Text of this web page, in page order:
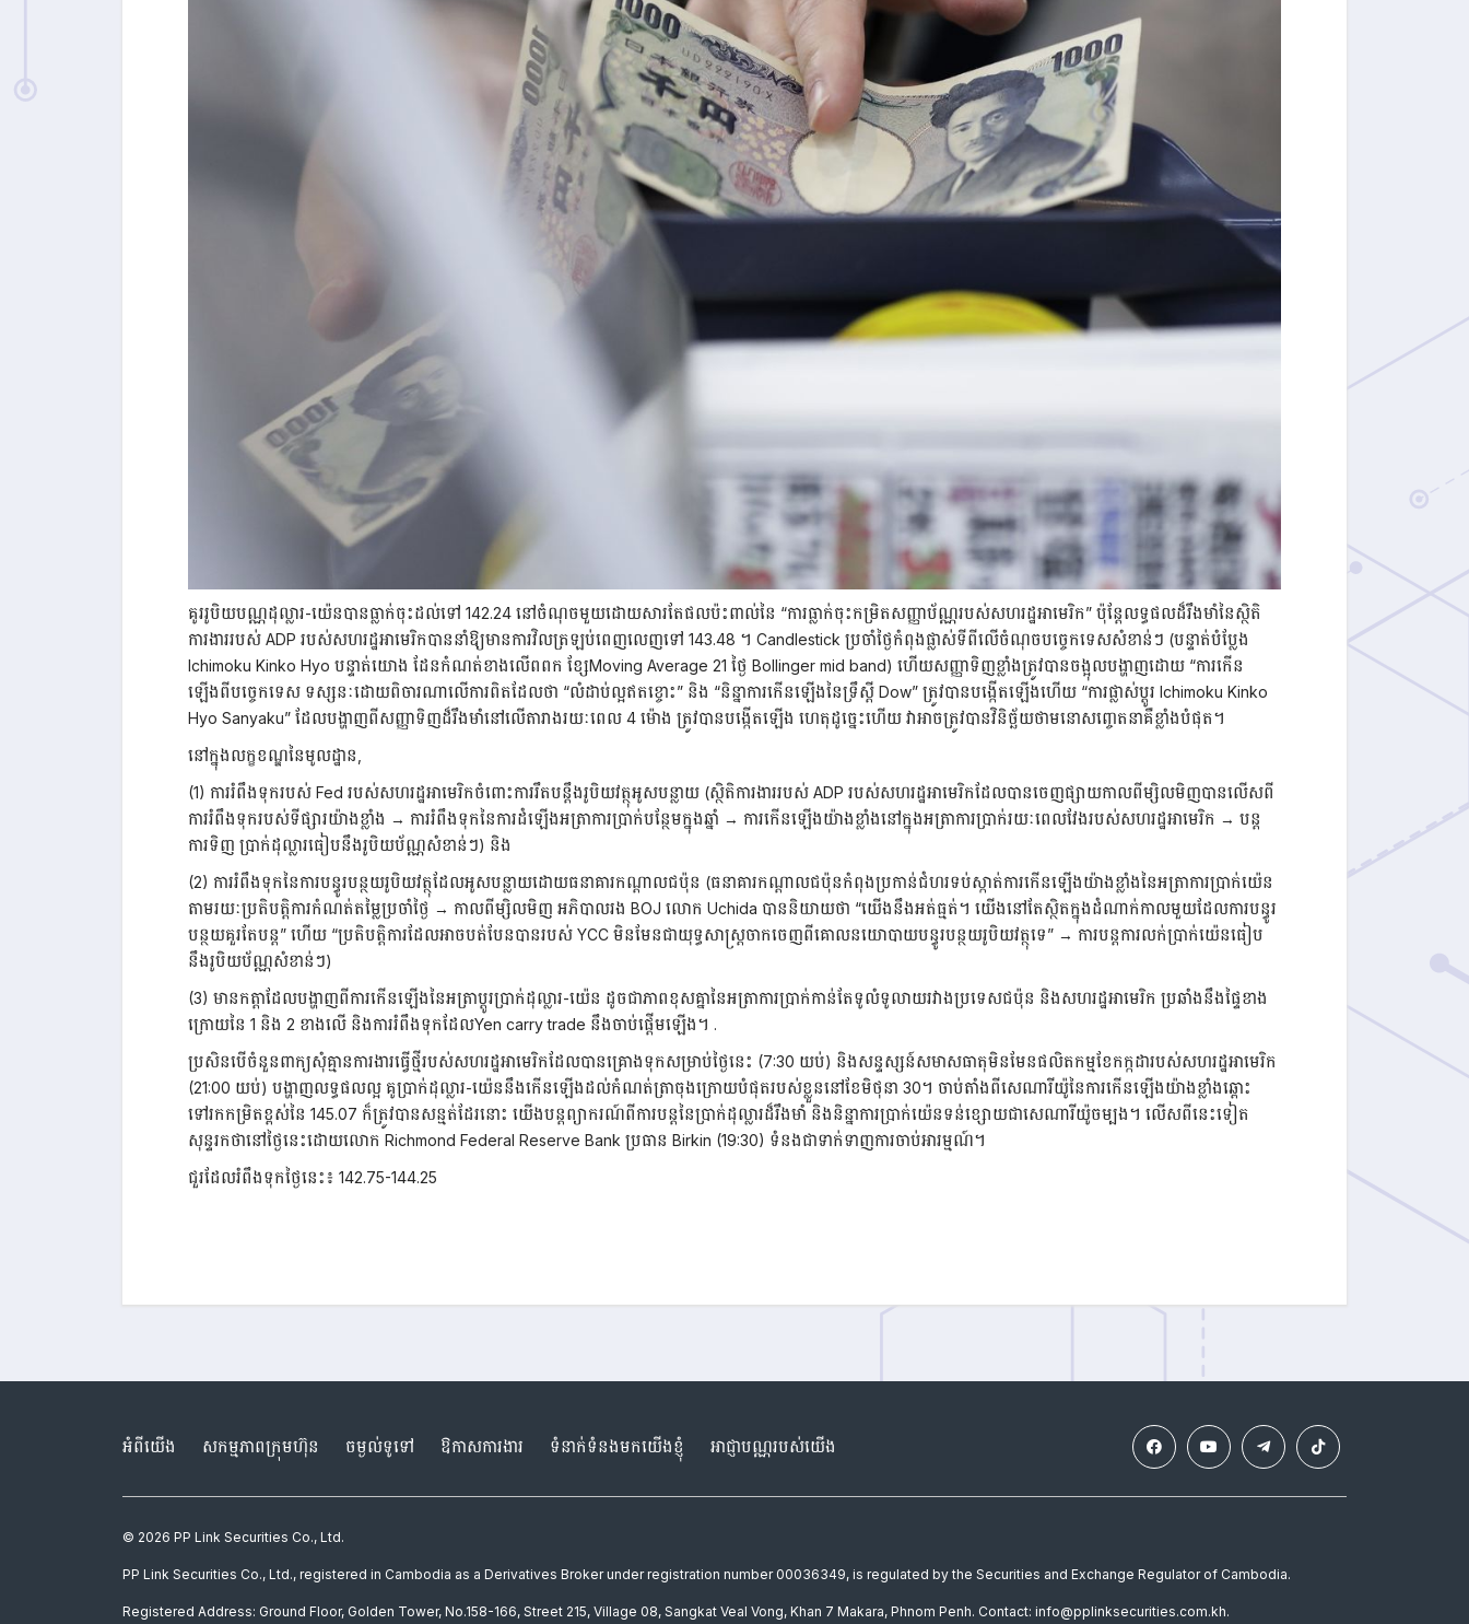
គូររូបិយបណ្ណដុល្លារ-យ៉េនបានធ្លាក់ចុះដល់ទៅ 142.24 នៅចំណុចមួយដោយសារតែផលប៉ះពាល់នៃ “ការធ្លាក់ចុះកម្រិតសញ្ញាប័ណ្ណរបស់សហរដ្ឋអាមេរិក” ប៉ុន្តែលទ្ធផលដ៏រឹងមាំនៃស្ថិតិ
ការងាររបស់ ADP របស់សហរដ្ឋអាមេរិកបាននាំឱ្យមានការវិលត្រឡប់ពេញលេញទៅ 143.48 ។ Candlestick ប្រចាំថ្ងៃកំពុងផ្លាស់ទីពីលើចំណុចបច្ចេកទេសសំខាន់ៗ (បន្ទាត់បំប្លែង
Ichimoku Kinko Hyo បន្ទាត់យោង ដែនកំណត់ខាងលើពពក ខ្សែMoving Average 21 ថ្ងៃ Bollinger mid band) ហើយសញ្ញាទិញខ្លាំងត្រូវបានចង្អុលបង្ហាញដោយ “ការកើន
ឡើងពីបច្ចេកទេស ទស្សនៈដោយពិចារណាលើការពិតដែលថា “លំដាប់ល្អឥតខ្ចោះ” និង “និន្នាការកើនឡើងនៃទ្រឹស្ដី Dow” ត្រូវបានបង្កើតឡើងហើយ “ការផ្លាស់ប្តូរ Ichimoku Kinko
Hyo Sanyaku” ដែលបង្ហាញពីសញ្ញាទិញដ៏រឹងមាំនៅលើតារាងរយៈពេល 4 ម៉ោង ត្រូវបានបង្កើតឡើង ហេតុដូច្នេះហើយ វាអាចត្រូវបានវិនិច្ឆ័យថាមនោសញ្ចេតនាគឺខ្លាំងបំផុត។
នៅក្នុងលក្ខខណ្ឌនៃមូលដ្ឋាន,
(1) ការរំពឹងទុករបស់ Fed របស់សហរដ្ឋអាមេរិកចំពោះការរឹតបន្តឹងរូបិយវត្ថុអូសបន្លាយ (ស្ថិតិការងាររបស់ ADP របស់សហរដ្ឋអាមេរិកដែលបានចេញផ្សាយកាលពីម្សិលមិញបានលើសពី
ការរំពឹងទុករបស់ទីផ្សារយ៉ាងខ្លាំង → ការរំពឹងទុកនៃការដំឡើងអត្រាការប្រាក់បន្ថែមក្នុងឆ្នាំ → ការកើនឡើងយ៉ាងខ្លាំងនៅក្នុងអត្រាការប្រាក់រយៈពេលវែងរបស់សហរដ្ឋអាមេរិក → បន្ត
ការទិញ ប្រាក់ដុល្លារធៀបនឹងរូបិយប័ណ្ណសំខាន់ៗ) និង
(2) ការរំពឹងទុកនៃការបន្ធូរបន្ថយរូបិយវត្ថុដែលអូសបន្លាយដោយធនាគារកណ្តាលជប៉ុន (ធនាគារកណ្តាលជប៉ុនកំពុងប្រកាន់ជំហរទប់ស្កាត់ការកើនឡើងយ៉ាងខ្លាំងនៃអត្រាការប្រាក់យ៉េន
តាមរយៈប្រតិបត្តិការកំណត់តម្លៃប្រចាំថ្ងៃ → កាលពីម្សិលមិញ អភិបាលរង BOJ លោក Uchida បាននិយាយថា “យើងនឹងអត់ធ្មត់។ យើងនៅតែស្ថិតក្នុងដំណាក់កាលមួយដែលការបន្ធូរ
បន្ថយគួរតែបន្ត” ហើយ “ប្រតិបត្តិការដែលអាចបត់បែនបានរបស់ YCC មិនមែនជាយុទ្ធសាស្ត្រចាកចេញពីគោលនយោបាយបន្ធូរបន្ថយរូបិយវត្ថុទេ” → ការបន្តការលក់ប្រាក់យ៉េនធៀប
នឹងរូបិយប័ណ្ណសំខាន់ៗ)
(3) មានកត្តាដែលបង្ហាញពីការកើនឡើងនៃអត្រាប្តូរប្រាក់ដុល្លារ-យ៉េន ដូចជាភាពខុសគ្នានៃអត្រាការប្រាក់កាន់តែទូលំទូលាយរវាងប្រទេសជប៉ុន និងសហរដ្ឋអាមេរិក ប្រឆាំងនឹងផ្ទៃខាង
ក្រោយនៃ 1 និង 2 ខាងលើ និងការរំពឹងទុកដែលYen carry trade នឹងចាប់ផ្ដើមឡើង។ .
ប្រសិនបើចំនួនពាក្យសុំគ្មានការងារធ្វើថ្មីរបស់សហរដ្ឋអាមេរិកដែលបានគ្រោងទុកសម្រាប់ថ្ងៃនេះ (7:30 យប់) និងសន្ទស្សន៍សមាសធាតុមិនមែនផលិតកម្មខែកក្កដារបស់សហរដ្ឋអាមេរិក
(21:00 យប់) បង្ហាញលទ្ធផលល្អ គូប្រាក់ដុល្លារ-យ៉េននឹងកើនឡើងដល់កំណត់ត្រាចុងក្រោយបំផុតរបស់ខ្លួននៅខែមិថុនា 30។ ចាប់តាំងពីសេណារីយ៉ូនៃការកើនឡើងយ៉ាងខ្លាំងឆ្ពោះ
ទៅរកកម្រិតខ្ពស់នៃ 145.07 ក៏ត្រូវបានសន្មត់ដែរនោះ យើងបន្តព្យាករណ៍ពីការបន្តនៃប្រាក់ដុល្លារដ៏រឹងមាំ និងនិន្នាការប្រាក់យ៉េនទន់ខ្សោយជាសេណារីយ៉ូចម្បង។ លើសពីនេះទៀត
សុន្ទរកថានៅថ្ងៃនេះដោយលោក Richmond Federal Reserve Bank ប្រធាន Birkin (19:30) ទំនងជាទាក់ទាញការចាប់អារម្មណ៍។
ជួរដែលរំពឹងទុកថ្ងៃនេះ៖ 142.75-144.25
អំពីយើង សកម្មភាពក្រុមហ៊ុន ចម្ងល់ទូទៅ ឱកាសការងារ ទំនាក់ទំនងមកយើងខ្ញុំ អាជ្ញាបណ្ណរបស់យើង
© 2026 PP Link Securities Co., Ltd.
PP Link Securities Co., Ltd., registered in Cambodia as a Derivatives Broker under registration number 00036349, is regulated by the Securities and Exchange Regulator of Cambodia.
Registered Address: Ground Floor, Golden Tower, No.158-166, Street 215, Village 08, Sangkat Veal Vong, Khan 7 Makara, Phnom Penh. Contact: info@pplinksecurities.com.kh.